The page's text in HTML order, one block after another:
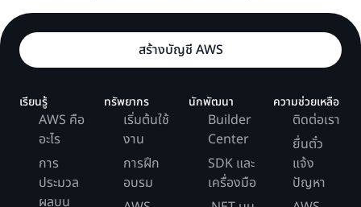
สร้างบัญชี AWS
เรียนรู้
AWS คือ
อะไร
การ
ประมวล
ผลบน
ทรัพยากร
เริ่มต้นใช้
งาน
การฝึก
อบรม
นักพัฒนา
Builder
Center
SDK และ
เครื่องมือ
ความช่วยเหลือ
ติดต่อเรา
ยื่นตั๋ว
แจ้ง
ปัญหา